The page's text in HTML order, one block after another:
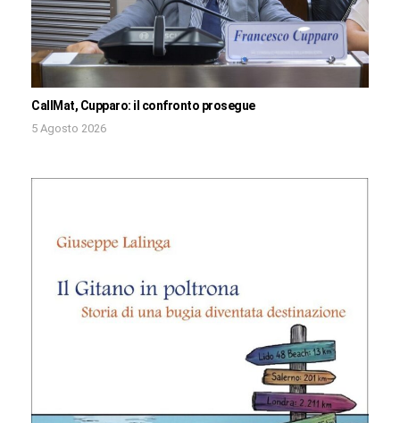
CallMat, Cupparo: il confronto prosegue
5 Agosto 2026